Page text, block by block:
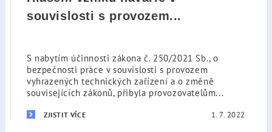
souvislosti s provozem...
S nabytím účinnosti zákona č. 250/2021 Sb., o
bezpečnosti práce v souvislosti s provozem
vyhrazených technických zařízení a o změně
souvisejících zákonů, přibyla provozovatelům...
ZJISTIT VÍCE 1. 7. 2022